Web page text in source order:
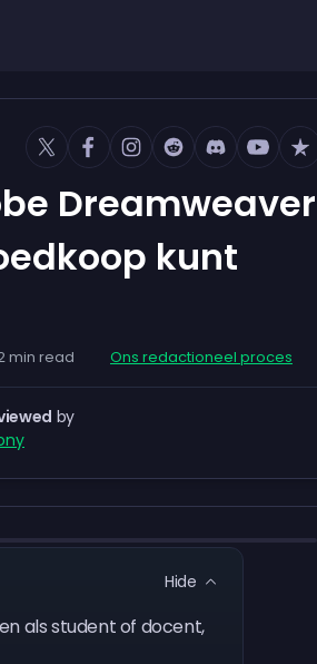
Dreamweaver
kunt
min read Ons redactioneel proces
by
Hide
als student of docent,